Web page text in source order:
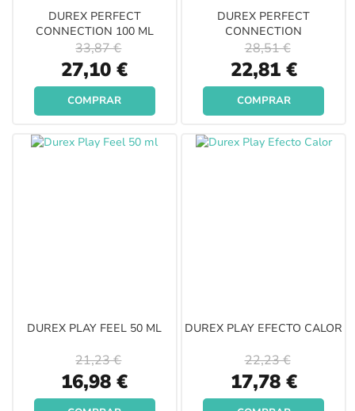
DUREX PERFECT
CONNECTION 100 ML
Special
Price
27,10 €
33,87 €
COMPRAR
DUREX PERFECT
CONNECTION
Special
Price
22,81 €
28,51 €
COMPRAR
DUREX PLAY FEEL 50 ML
Special
Price
16,98 €
21,23 €
DUREX PLAY EFECTO CALOR
Special
Price
17,78 €
22,23 €